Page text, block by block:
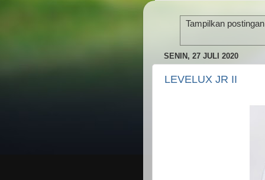
ENAGIC
Tampilkan
SENIN, 27 JULI 2020
LEVELUX JR II